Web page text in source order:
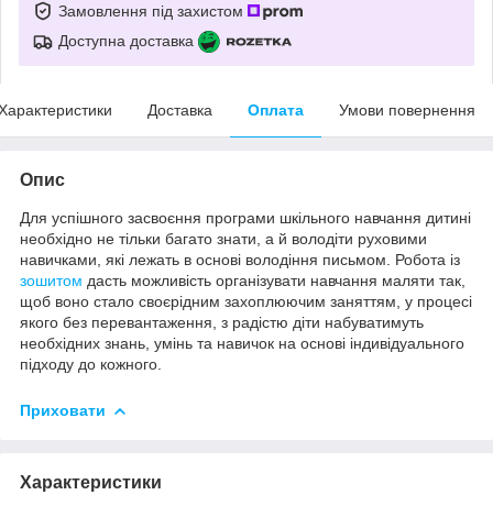
Замовлення під захистом
Доступна доставка
Доставка Оплата Умови повернення
Опис
Для успішного засвоєння програми шкільного навчання дитині
необхідно не тільки багато знати, а й володіти руховими
навичками, які лежать в основі володіння письмом. Робота із
зошитом дасть можливість організувати навчання маляти так,
щоб воно стало своєрідним захоплюючим заняттям, у процесі
якого без перевантаження, з радістю діти набуватимуть
необхідних знань, умінь та навичок на основі індивідуального
підходу до кожного.
Приховати
Характеристики